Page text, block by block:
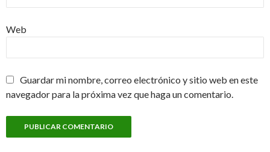
Web
Guardar mi nombre, correo electrónico y sitio web en este
navegador para la próxima vez que haga un comentario.